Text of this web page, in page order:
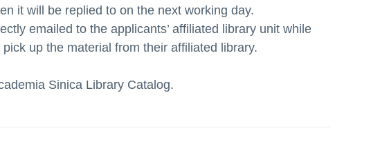
it will be replied to on the next working day.
emailed to the applicants’ affiliated library unit while
up the material from their affiliated library.
Sinica Library Catalog.